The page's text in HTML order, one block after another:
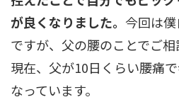
が良くなりました。 今回は
ですが、父の腰のことでご相
現在、父が10日くらい腰痛
なっています。